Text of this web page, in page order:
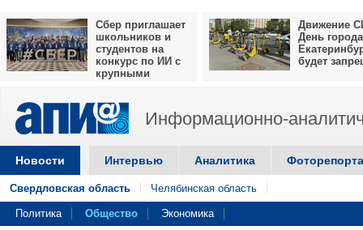
Сбер приглашает
школьников и
студентов на
конкурс по ИИ с
крупными
Движение
День города
будет
Информационно-
Новости Интервью Аналитика
Свердловская область Челябинская область
Политика Общество Экономика